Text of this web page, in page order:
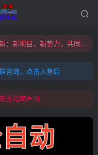
村长黑科技欢迎您！！！全网更新：新项目，新势力，共同发展
村长黑科技欢迎您！！！全网更新：新项目，新势力，共同发展
咨询，点击入售后
全指南声明